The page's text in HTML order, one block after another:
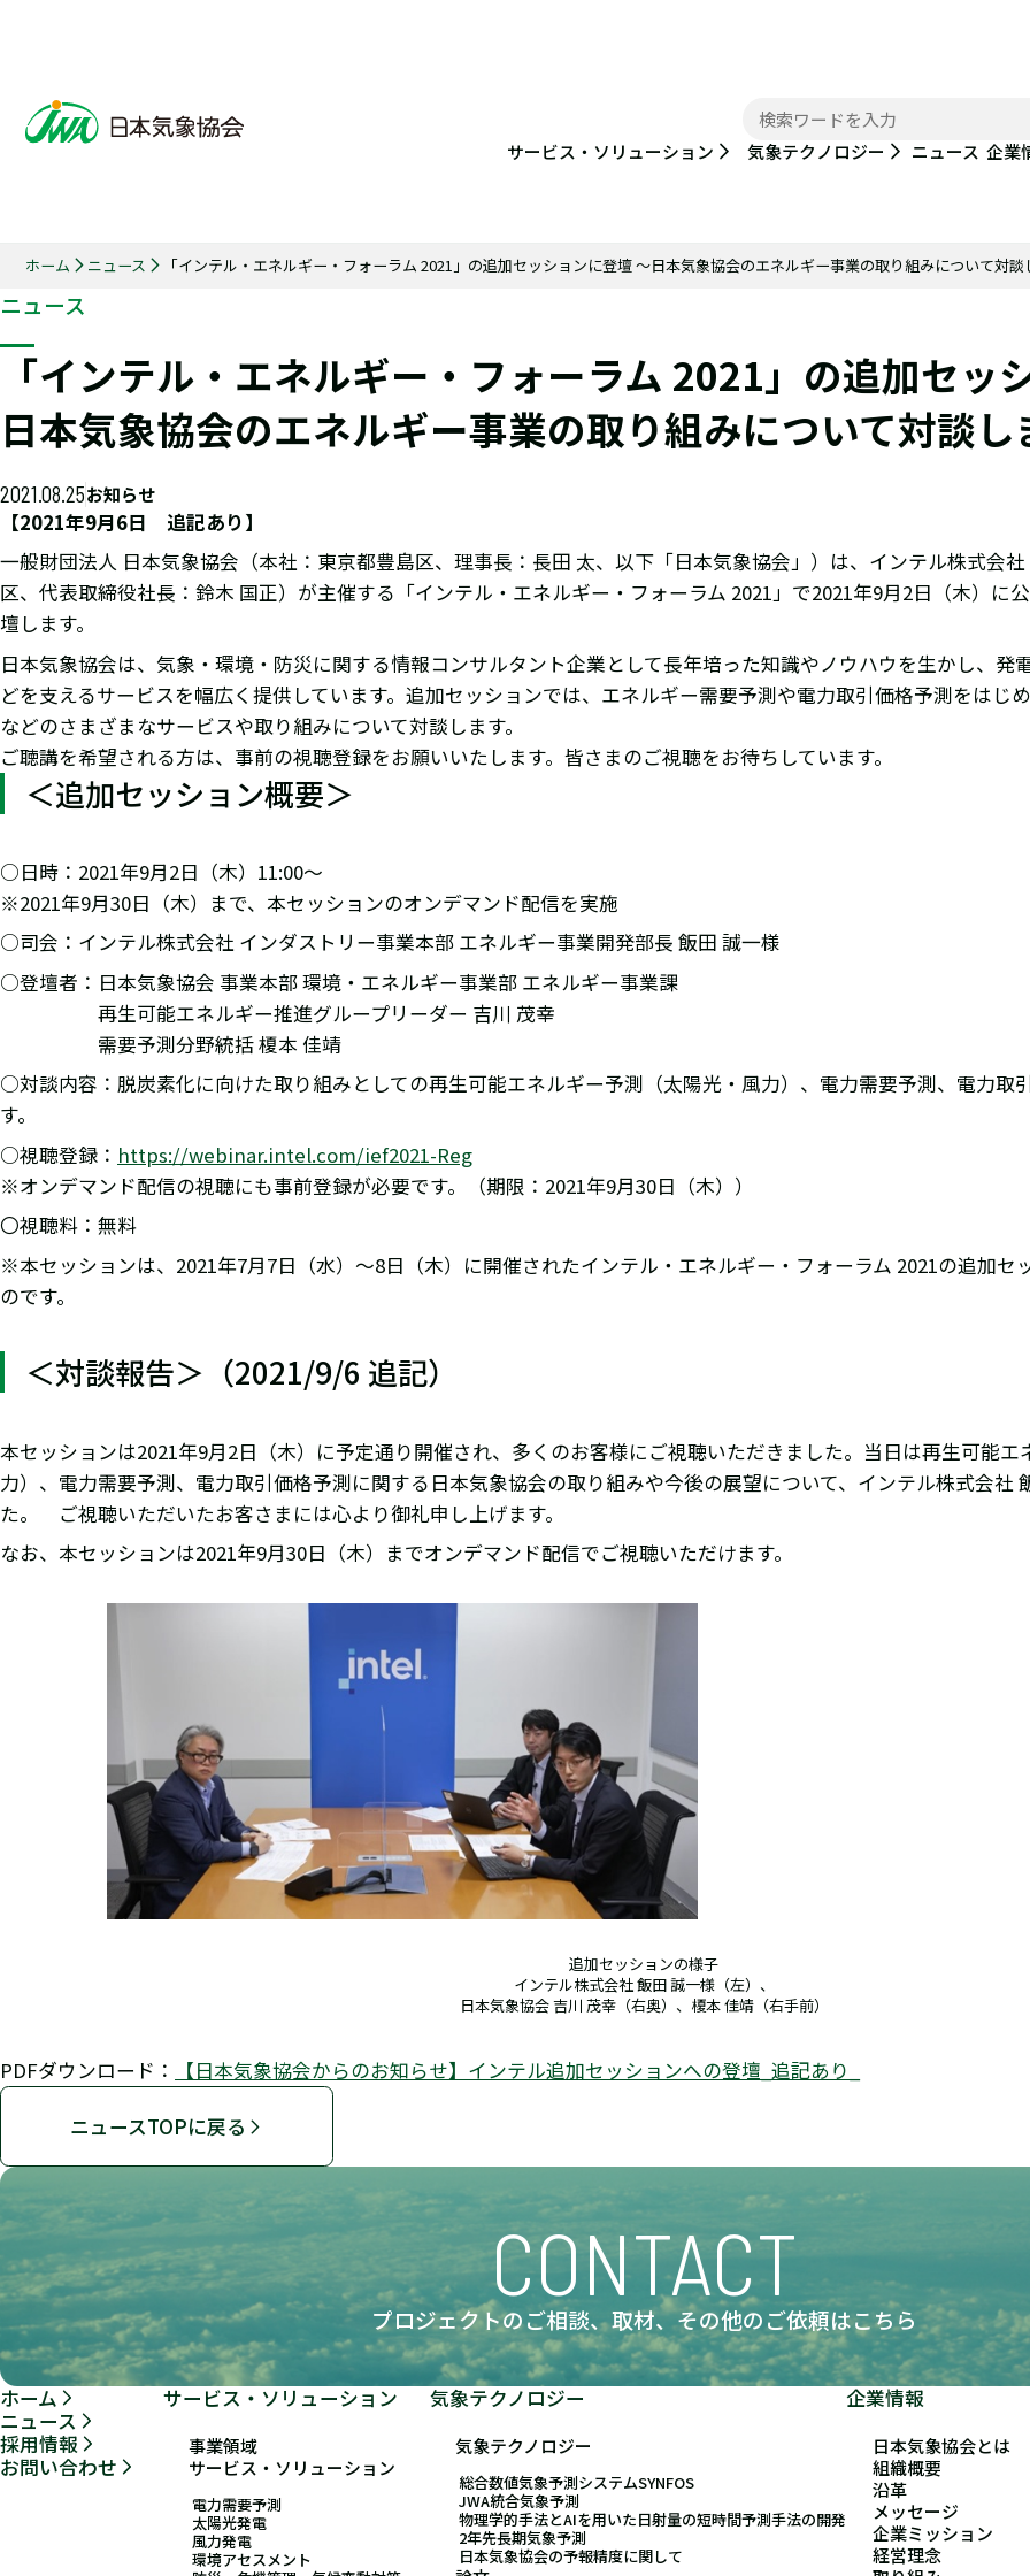
サービス・ソリューション 気象テクノロジー ニュース 企業
ホーム ニュース 「インテル・エネルギー・フォーラム 2021」の追加セッションに登壇 ～日本気象協会のエネルギー事業の取り組みについて対談
ニュース
「インテル・エネルギー・フォーラム 2021」の追加セッ
日本気象協会のエネルギー事業の取り組みについて対談し
2021.08.25お知らせ
【2021年9月6日 追記あり】
一般財団法人 日本気象協会（本社：東京都豊島区、理事長：長田 太、以下「日本気象協会」）は、インテル株式会
区、代表取締役社長：鈴木 国正）が主催する「インテル・エネルギー・フォーラム 2021」で2021年9月2日（木）に
壇します。
日本気象協会は、気象・環境・防災に関する情報コンサルタント企業として長年培った知識やノウハウを生かし、発
どを支えるサービスを幅広く提供しています。追加セッションでは、エネルギー需要予測や電力取引価格予測をはじ
などのさまざまなサービスや取り組みについて対談します。
ご聴講を希望される方は、事前の視聴登録をお願いいたします。皆さまのご視聴をお待ちしています。
＜追加セッション概要＞
○日時：2021年9月2日（木）11:00～
※2021年9月30日（木）まで、本セッションのオンデマンド配信を実施
○司会：インテル株式会社 インダストリー事業本部 エネルギー事業開発部長 飯田 誠一様
○登壇者：日本気象協会 事業本部 環境・エネルギー事業部 エネルギー事業課
再生可能エネルギー推進グループリーダー 吉川 茂幸
需要予測分野統括 榎本 佳靖
○対談内容：脱炭素化に向けた取り組みとしての再生可能エネルギー予測（太陽光・風力）、電力需要予測、電力取
す。
○視聴登録： https://webinar.intel.com/ief2021-Reg
※オンデマンド配信の視聴にも事前登録が必要です。（期限：2021年9月30日（木））
〇視聴料：無料
※本セッションは、2021年7月7日（水）～8日（木）に開催されたインテル・エネルギー・フォーラム 2021の追加セ
のです。
＜対談報告＞（2021/9/6 追記）
本セッションは2021年9月2日（木）に予定通り開催され、多くのお客様にご視聴いただきました。当日は再生可能
力）、電力需要予測、電力取引価格予測に関する日本気象協会の取り組みや今後の展望について、インテル株式会社
た。 ご視聴いただいたお客さまには心より御礼申し上げます。
なお、本セッションは2021年9月30日（木）までオンデマンド配信でご視聴いただけます。
追加セッションの様子
インテル株式会社 飯田 誠一様（左）、
日本気象協会 吉川 茂幸（右奥）、榎本 佳靖（右手前）
PDFダウンロード： 【日本気象協会からのお知らせ】インテル追加セッションへの登壇_追記あり_
ニュースTOPに戻る
CONTACT
プロジェクトのご相談、取材、その他のご依頼はこちら
ホーム
ニュース
採用情報
お問い合わせ
サービス・ソリューション
事業領域
サービス・ソリューション
電力需要予測
太陽光発電
風力発電
環境アセスメント
気象テクノロジー
気象テクノロジー
総合数値気象予測システムSYNFOS
JWA統合気象予測
物理学的手法とAIを用いた日射量の短時間予測手法の開発
2年先長期気象予測
日本気象協会の予報精度に関して
企業情報
日本気象協会とは
組織概要
沿革
メッセージ
企業ミッション
経営理念